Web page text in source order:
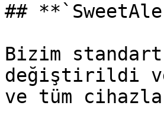
##
Bizim
değiştirildi ve
ve tüm